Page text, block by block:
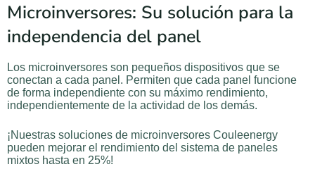
Microinversores: Su solución para la
independencia del panel
Los microinversores son pequeños dispositivos que se
conectan a cada panel. Permiten que cada panel funcione
de forma independiente con su máximo rendimiento,
independientemente de la actividad de los demás.
¡Nuestras soluciones de microinversores Couleenergy
pueden mejorar el rendimiento del sistema de paneles
mixtos hasta en 25%!